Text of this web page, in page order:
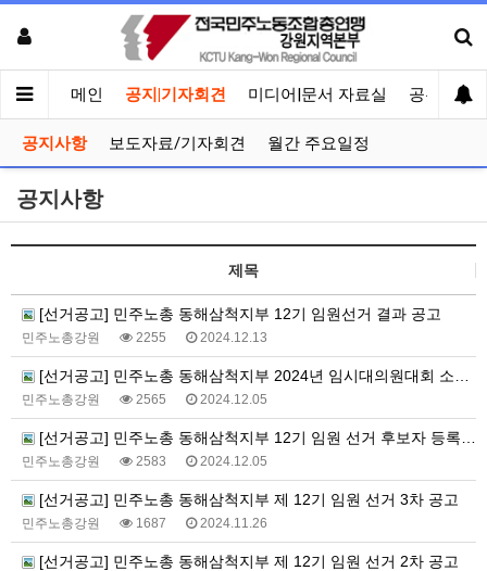
메인 공지|기자회견 미디어|문서 자료실 공유게시
공지사항 보도자료/기자회견 월간 주요일정
공지사항
제목
[선거공고] 민주노총 동해삼척지부 12기 임원선거 결과 공고
민주노총강원 2255 2024.12.13
[선거공고] 민주노총 동해삼척지부 2024년 임시대의원대회 소집 공고
민주노총강원 2565 2024.12.05
[선거공고] 민주노총 동해삼척지부 12기 임원 선거 후보자 등록 확정 공고
민주노총강원 2583 2024.12.05
[선거공고] 민주노총 동해삼척지부 제 12기 임원 선거 3차 공고
민주노총강원 1687 2024.11.26
[선거공고] 민주노총 동해삼척지부 제 12기 임원 선거 2차 공고